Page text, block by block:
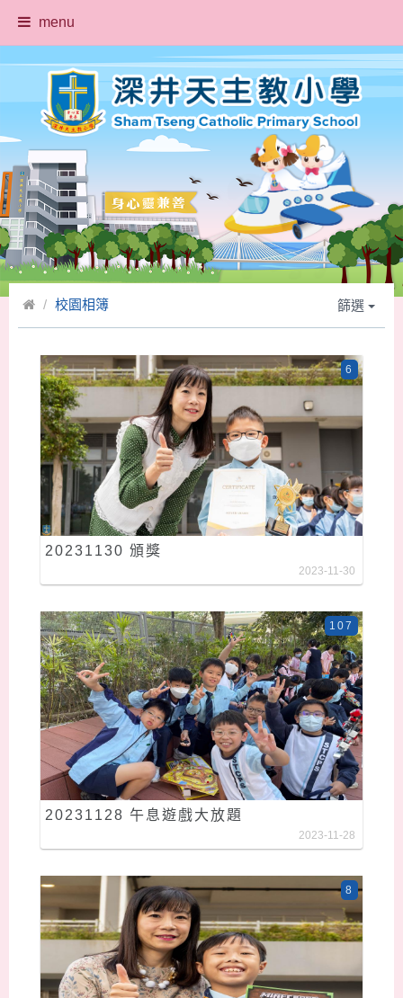
menu
校園相簿 篩選
20231130 頒獎
6
2023-11-30
20231128 午息遊戲大放題
107
2023-11-28
8